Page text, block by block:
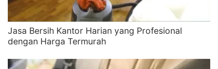
Jasa Bersih Kantor Harian yang Profesional
dengan Harga Termurah